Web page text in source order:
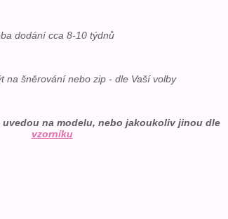
dodání cca 8-10 týdnů
na šněrování nebo zip - dle Vaší volby
na modelu, nebo jakoukoliv jinou dle
vzorníku